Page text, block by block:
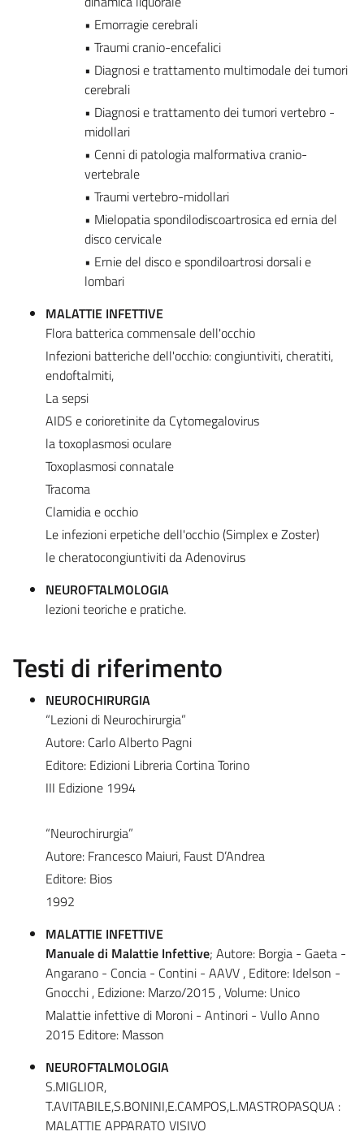
• Emorragie cerebrali
• Traumi cranio-encefalici
• Diagnosi e trattamento multimodale dei tumori
cerebrali
• Diagnosi e trattamento dei tumori vertebro -
midollari
• Cenni di patologia malformativa cranio-
vertebrale
• Traumi vertebro-midollari
• Mielopatia spondilodiscoartrosica ed ernia del
disco cervicale
• Ernie del disco e spondiloartrosi dorsali e
lombari
MALATTIE INFETTIVE
Flora batterica commensale dell'occhio
Infezioni batteriche dell'occhio: congiuntiviti, cheratiti,
endoftalmiti,
La sepsi
AIDS e corioretinite da Cytomegalovirus
la toxoplasmosi oculare
Toxoplasmosi connatale
Tracoma
Clamidia e occhio
Le infezioni erpetiche dell'occhio (Simplex e Zoster)
le cheratocongiuntiviti da Adenovirus
NEUROFTALMOLOGIA
lezioni teoriche e pratiche.
Testi di riferimento
NEUROCHIRURGIA
“Lezioni di Neurochirurgia”
Autore: Carlo Alberto Pagni
Editore: Edizioni Libreria Cortina Torino
III Edizione 1994
“Neurochirurgia”
Autore: Francesco Maiuri, Faust D’Andrea
Editore: Bios
1992
MALATTIE INFETTIVE
Manuale di Malattie Infettive; Autore: Borgia - Gaeta -
Angarano - Concia - Contini - AAVV , Editore: Idelson -
Gnocchi , Edizione: Marzo/2015 , Volume: Unico
Malattie infettive di Moroni - Antinori - Vullo Anno
2015 Editore: Masson
NEUROFTALMOLOGIA
S.MIGLIOR,
T.AVITABILE,S.BONINI,E.CAMPOS,L.MASTROPASQUA :
MALATTIE APPARATO VISIVO